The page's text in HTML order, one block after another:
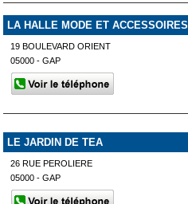
LA HALLE MODE ET ACCESSOIRES
19 BOULEVARD ORIENT
05000 - GAP
LE JARDIN DE TEA
26 RUE PEROLIERE
05000 - GAP